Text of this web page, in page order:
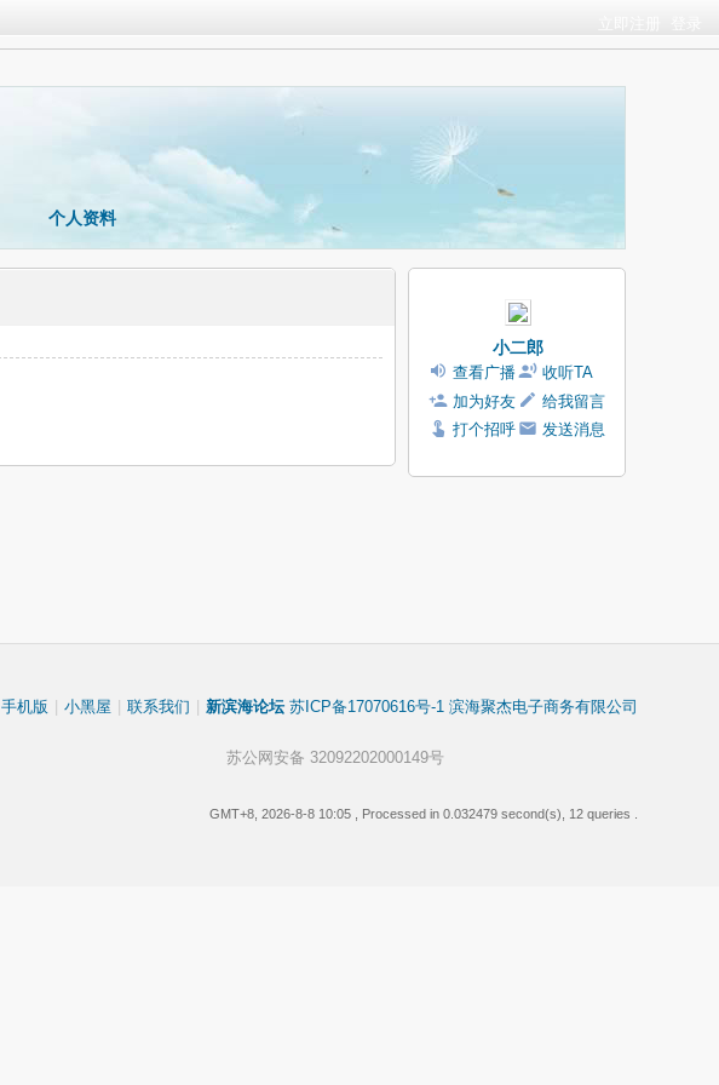
个人资料
小二郎
查看广播
收听TA
加为好友
给我留言
打个招呼
发送消息
手机版 小黑屋 联系我们 新滨海论坛 苏ICP备17070616号-1 滨海聚杰电子商务有限公司
苏公网安备 32092202000149号
GMT+8, 2026-8-8 10:05 , Processed in 0.032479 second(s), 12 queries .